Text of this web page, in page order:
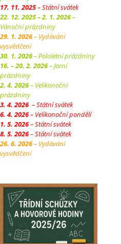
17. 11. 2025– Státní svátek
22. 12. 2025 – 2. 1. 2026–
Vánoční prázdniny
29. 1. 2026– Vydávání
vysvědčení
30. 1. 2026– Pololetní prázdniny
16. – 20. 2. 2026– Jarní
prázdniny
2. 4. 2026– Velikonoční
prázdniny
3. 4. 2026– Státní svátek
6. 4. 2026– Velikonoční pondělí
1. 5. 2026– Státní svátek
8. 5. 2026– Státní svátek
26. 6. 2026– Vydávání
vysvědčení